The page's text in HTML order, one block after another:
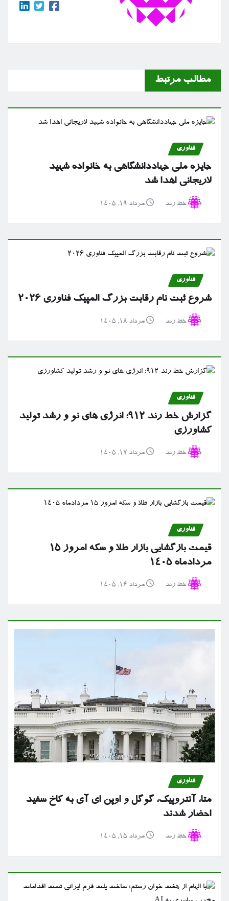
مطالب مرتبط
فناوری
جایزه ملی جهاددانشگاهی به خانواده شهید
لاریجانی اهدا شد
خط رند مرداد ۱۹, ۱۴۰۵
فناوری
شروع ثبت نام رقابت بزرگ المپیک فناوری ۲۰۲۶
خط رند مرداد ۱۸, ۱۴۰۵
فناوری
گزارش خط رند ۹۱۲؛ انرژی های نو و رشد تولید
کشاورزی
خط رند مرداد ۱۷, ۱۴۰۵
فناوری
قیمت بازگشایی بازار طلا و سکه امروز ۱۵
مردادماه ۱۴۰۵
خط رند مرداد ۱۶, ۱۴۰۵
فناوری
متا، آنتروپیک، گوگل و اوپن ای آی به کاخ سفید
احضار شدند
خط رند مرداد ۱۵, ۱۴۰۵